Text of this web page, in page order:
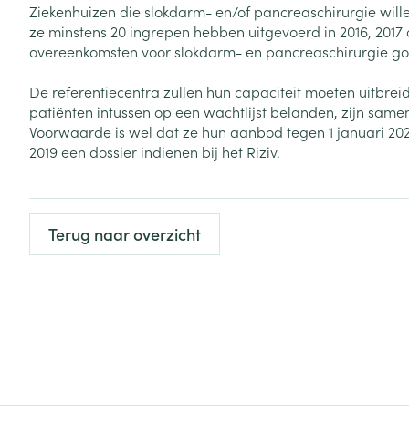
Voeten en
Droge voeten,
Blaren
Eelt
Toon meer
zuurstof
Aerosol
Zuurstof
Naalden
Zware benen
Creme, gel en
Luizen
Ziekenhuizen die slokdarm- en/of pancreaschirurgie
ze minstens 20 ingrepen hebben uitgevoerd in 2016,
overeenkomsten voor slokdarm- en pancreaschirurgie
De referentiecentra zullen hun capaciteit moeten
patiënten intussen op een wachtlijst belanden, zijn
Voorwaarde is wel dat ze hun aanbod tegen 1 januari
2019 een dossier indienen bij het Riziv.
Terug naar overzicht